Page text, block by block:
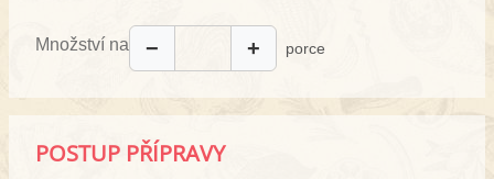
Množství na − + porce
POSTUP PŘÍPRAVY